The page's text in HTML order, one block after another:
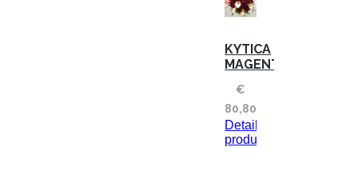
KYTICA
MAGENTA
€
80,80
Detaily
produktu